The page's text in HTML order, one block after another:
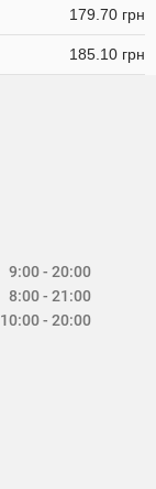
179.70 грн
185.10 грн
9:00 - 20:00
8:00 - 21:00
10:00 - 20:00